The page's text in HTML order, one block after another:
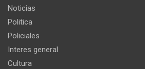
Noticias
Politica
Policiales
Interes general
Cultura